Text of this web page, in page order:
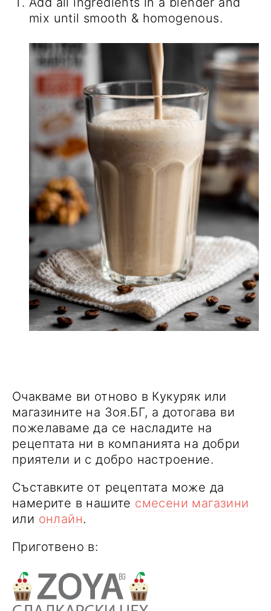
mix until smooth & homogenous.
Очакваме ви отново в Кукуряк или
магазините на Зоя.БГ, а дотогава ви
пожелаваме да се насладите на
рецептата ни в компанията на добри
приятели и с добро настроение.
Съставките от рецептата може да
намерите в нашите смесени магазини
или онлайн.
Приготвено в: